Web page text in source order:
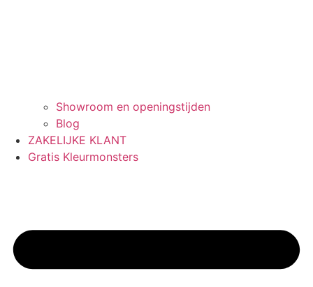
Showroom en openingstijden
Blog
ZAKELIJKE KLANT
Gratis Kleurmonsters